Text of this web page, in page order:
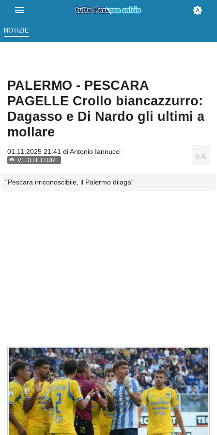
NOTIZIE
PALERMO - PESCARA
PAGELLE Crollo biancazzurro:
Dagasso e Di Nardo gli ultimi a
mollare
01.11.2025 21:41 diAntonio Iannucci
VEDI LETTURE
“Pescara irriconoscibile, il Palermo dilaga"